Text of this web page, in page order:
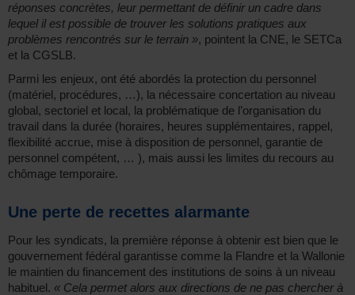
réponses concrètes, leur permettant de définir un cadre dans
lequel il est possible de trouver les solutions pratiques aux
problèmes rencontrés sur le terrain », pointent la CNE, le SETCa
et la CGSLB.
Parmi les enjeux, ont été abordés la protection du personnel
(matériel, procédures, …), la nécessaire concertation au niveau
global, sectoriel et local, la problématique de l’organisation du
travail dans la durée (horaires, heures supplémentaires, rappel,
flexibilité accrue, mise à disposition de personnel, garantie de
personnel compétent, … ), mais aussi les limites du recours au
chômage temporaire.
Une perte de recettes alarmante
Pour les syndicats, la première réponse à obtenir est bien que le
gouvernement fédéral garantisse comme la Flandre et la Wallonie
le maintien du financement des institutions de soins à un niveau
habituel. « Cela permet alors aux directions de ne pas chercher à